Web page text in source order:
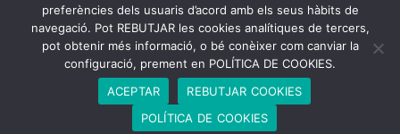
En aquest web s'ha tingut en compte l'ús no sexista del
llenguatge. No obstant això, i a causa de la seva
extensió, no s'ha pogut fer de manera exhaustiva. Per
aquest motiu, a vegades , s'ha utilitzat el femení com a
genèric, atès que és una professió que compta amb al
voltant d'un 90% de persones del sexe femení.
preferències dels usuaris d’acord amb els seus hàbits de
navegació. Pot REBUTJAR les cookies analítiques de tercers,
pot obtenir més informació, o bé conèixer com canviar la
configuració, prement en POLÍTICA DE COOKIES.
ACEPTAR
REBUTJAR COOKIES
POLÍTICA DE COOKIES